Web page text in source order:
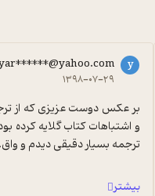
y
۱۳۹۸-۰۷-۲۹
ترجمه بسیار دقیقی دیدم و
بیشتر